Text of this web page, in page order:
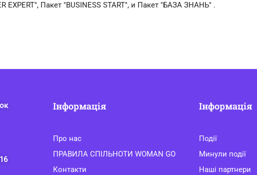
EXPERT", Пакет "BUSINESS START", и Пакет "БАЗА ЗНАНЬ" .
Інформація
Про нас
ПРАВИЛА СПІЛЬНОТИ WOMAN GO
Контакти
Інформація
Події
Минули події
Наші партнери